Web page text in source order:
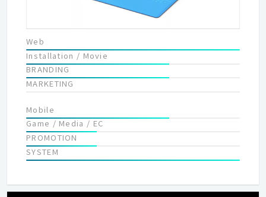
Web
Installation / Movie
BRANDING
MARKETING
Mobile
Game / Media / EC
PROMOTION
SYSTEM